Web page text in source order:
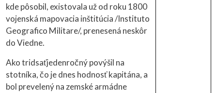
kde pôsobil, existovala už od roku 1800
vojenská mapovacia inštitúcia /Instituto
Geografico Militare/, prenesená neskôr
do Viedne.
Ako tridsaťjedenročný povýšil na
stotníka, čo je dnes hodnosť kapitána, a
bol prevelený na zemské armádne